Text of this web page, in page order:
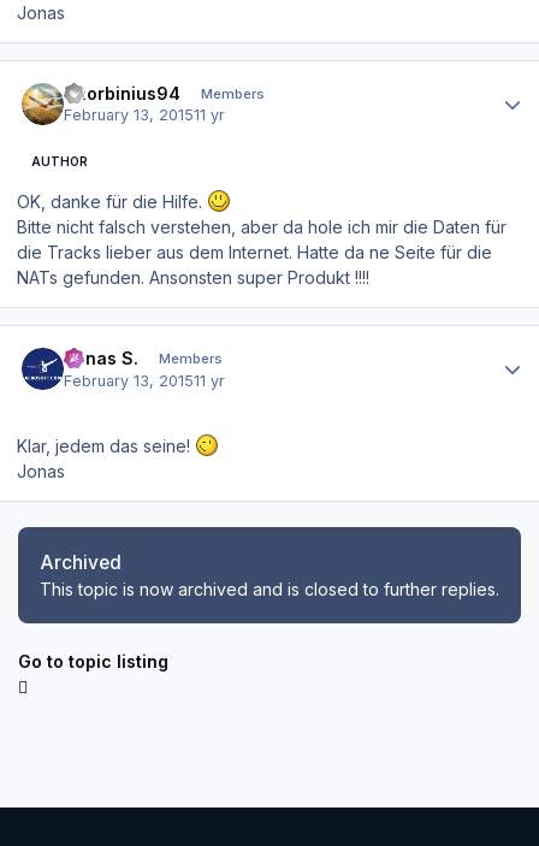
Jonas
Thorbinius94 Members
February 13, 201511 yr
AUTHOR
OK, danke für die Hilfe.
Bitte nicht falsch verstehen, aber da hole ich mir die Daten für
die Tracks lieber aus dem Internet. Hatte da ne Seite für die
NATs gefunden. Ansonsten super Produkt !!!!
Jonas S. Members
February 13, 201511 yr
Klar, jedem das seine!
Jonas
Archived
This topic is now archived and is closed to further replies.
Go to topic listing